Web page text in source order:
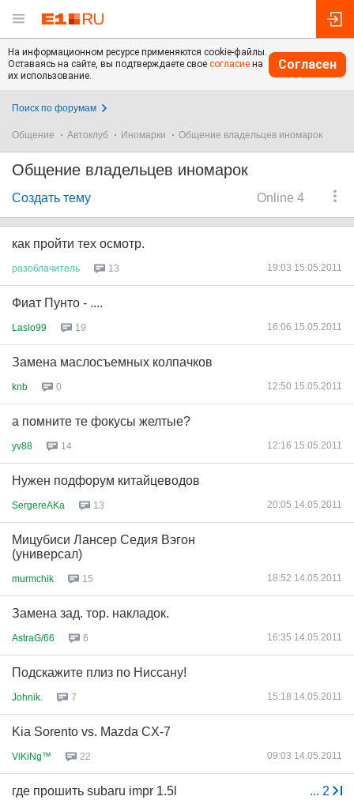
На информационном ресурсе применяются cookie-файлы.
Оставаясь на сайте, вы подтверждаете свое согласие на
их использование.
Согласен
Поиск по форумам
Общение Автоклуб Иномарки Общение владельцев иномарок
Общение владельцев иномарок
Online 4
Создать тему
как пройти тех осмотр.
разоблачитель 13 19:03 15.05.2011
Фиат Пунто - ....
Laslo99 19 16:06 15.05.2011
Замена маслосъемных колпачков
knb 0 12:50 15.05.2011
а помните те фокусы желтые?
yv88 14 12:16 15.05.2011
Нужен подфорум китайцеводов
SergereAKa 13 20:05 14.05.2011
Мицубиси Лансер Седия Вэгон
(универсал)
murmchik 15 18:52 14.05.2011
Замена зад. тор. накладок.
AstraG/66 6 16:35 14.05.2011
Подскажите плиз по Ниссану!
Johnik. 7 15:18 14.05.2011
Kia Sorento vs. Mazda CX-7
ViKiNg™ 22 09:03 14.05.2011
... 2
где прошить subaru impr 1.5l